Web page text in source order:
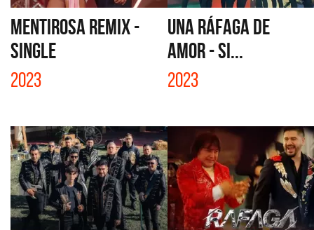
MENTIROSA REMIX -
SINGLE
2023
UNA RÁFAGA DE
AMOR - SI...
2023